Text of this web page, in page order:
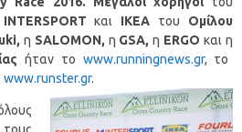
INTERSPORT και ΙΚΕΑ του Ομίλου
η SALOMON, η GSA,η ERGO και η
ήταν το www.runningnews.gr, το
www.runster.gr.